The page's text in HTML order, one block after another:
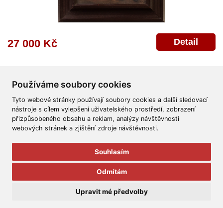
Používáme soubory cookies
Tyto webové stránky používají soubory cookies a další sledovací
nástroje s cílem vylepšení uživatelského prostředí, zobrazení
přizpůsobeného obsahu a reklam, analýzy návštěvnosti
webových stránek a zjištění zdroje návštěvnosti.
Souhlasím
Odmítám
Upravit mé předvolby
27 000 Kč Detail
Všeobecné obchodní podmínky Reklamační řád
Ochrana osobních údajů
Aukční Galerie Platýz
Všechna práva vyhrazena.